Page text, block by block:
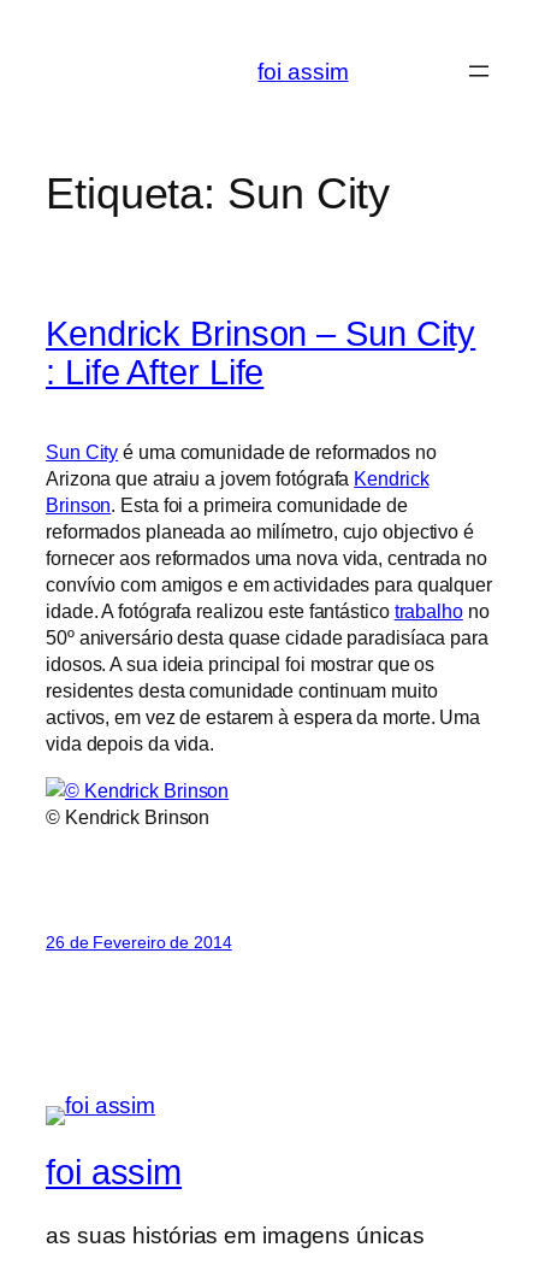
foi assim
Etiqueta: Sun City
Kendrick Brinson – Sun City
: Life After Life
Sun City é uma comunidade de reformados no
Arizona que atraiu a jovem fotógrafa Kendrick
Brinson. Esta foi a primeira comunidade de
reformados planeada ao milímetro, cujo objectivo é
fornecer aos reformados uma nova vida, centrada no
convívio com amigos e em actividades para qualquer
idade. A fotógrafa realizou este fantástico trabalhono
50º aniversário desta quase cidade paradisíaca para
idosos. A sua ideia principal foi mostrar que os
residentes desta comunidade continuam muito
activos, em vez de estarem à espera da morte. Uma
vida depois da vida.
© Kendrick Brinson
26 de Fevereiro de 2014
foi assim
as suas histórias em imagens únicas